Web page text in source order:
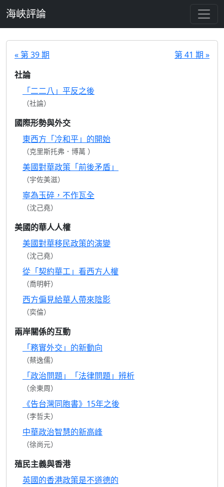
海峽評論
« 第 39 期
第 41 期 »
社論
「二二八」平反之後
（社論）
國際形勢與外交
東西方「冷和平」的開始
（克里斯托弗．博萬 ）
美國對華政策「前後矛盾」
（宇佐美滋）
寧為玉碎，不作瓦全
（沈己堯）
美國的華人人權
美國對華移民政策的演變
（沈己堯）
從「契約華工」看西方人權
（喬明軒）
西方偏見給華人帶來陰影
（奕倫）
兩岸關係的互動
「務實外交」的新動向
（蔡逸儒）
「政治問題」「法律問題」辨析
（余東周）
《告台灣同胞書》15年之後
（李哲夫）
中華政治智慧的新高峰
（徐尚元）
殖民主義與香港
英國的香港政策是不道德的